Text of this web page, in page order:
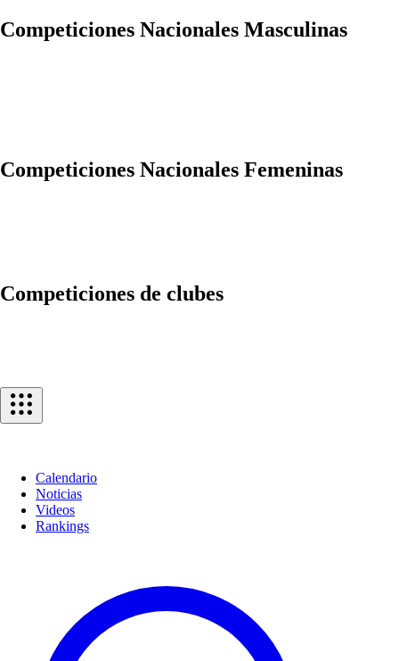
Competiciones Nacionales Masculinas
Competiciones Nacionales Femeninas
Competiciones de clubes
Calendario
Noticias
Videos
Rankings